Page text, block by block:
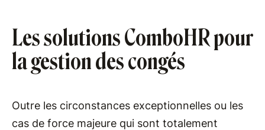
Les solutions ComboHR pour
la gestion des congés
Outre les circonstances exceptionnelles ou les
cas de force majeure qui sont totalement